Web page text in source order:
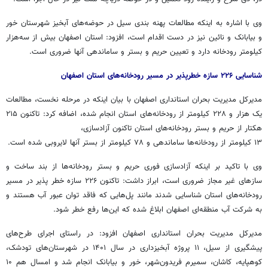
وی با اشاره به اینکه مطالعات پهنه بندی سیل در حوضه‌های آبخیز شهرستان خور
و بیابانک و نائین نیز در دست اقدام است، افزود: استان اصفهان بیش از سه‌هزار
کیلومتر رودخانه دارد و تعیین حریم و بستر و ساماندهی آنها ضروری است.
شناسایی ۲۲۶ سازه خطرپذیر در مسیر رودخانه‌های استان اصفهان
مدیرکل مدیریت بحران استانداری اصفهان با بیان اینکه در مرحله نخست، مطالعات
یک هزار و ۲۲۸ کیلومتر از رودخانه‌های استان انجام شده، اضافه کرد: تاکنون ۲۱۵
هکتار از حریم و بستر رودخانه‌های استان تاکنون آزادسازی،
۱۳ کیلومتر از رودخانه‌ها ساماندهی و ۷۸ کیلومتر از بستر آنها لایروبی شده است.
وی با تاکید بر اینکه آزادسازی فوری حریم و بستر رودخانه‌ها از بند ساخت و
سازهای غیر مجاز ضروری است، ابراز داشت: تاکنون ۲۲۶ سازه خطر پذیر در مسیر
رودخانه‌های استان شناسایی شدند مانند پل‌هایی که فاقد توان عبور آب هستند و
به شرکت آب منطقه‌ای اصفهان ابلاغ شده که این‌ها رفع خطر شود.
مدیرکل مدیریت بحران استانداری اصفهان افزود: در راستای اجرای طرح‌های
پیشگیری از سیل، ۱۱ پروژه آبخیزداری در سال ۱۴۰۱ در شهرستان‌های
تودشک،
کوهپایه، کاشان، سمیرم فریدون‌شهر،خور
و بیابانک انجام شد و امسال هم ۱۰